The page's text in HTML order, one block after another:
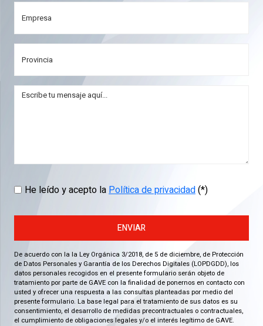
He leído y acepto la Política de privacidad(*)
ENVIAR
De acuerdo con la la Ley Orgánica 3/2018, de 5 de diciembre, de Protección
de Datos Personales y Garantía de los Derechos Digitales (LOPDGDD), los
datos personales recogidos en el presente formulario serán objeto de
tratamiento por parte de GAVE con la finalidad de ponernos en contacto con
usted y ofrecer una respuesta a las consultas planteadas por medio del
presente formulario. La base legal para el tratamiento de sus datos es su
consentimiento, el desarrollo de medidas precontractuales o contractuales,
el cumplimiento de obligaciones legales y/o el interés legítimo de GAVE.